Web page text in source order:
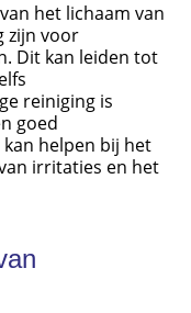
het lichaam van
zijn voor
Dit kan leiden tot
reiniging is
goed
kan helpen bij het
irritaties en het